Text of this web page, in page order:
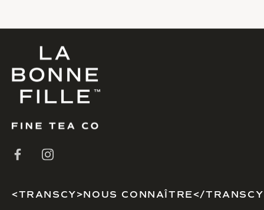
<TRANSCY>NOUS CONNAÎTRE</